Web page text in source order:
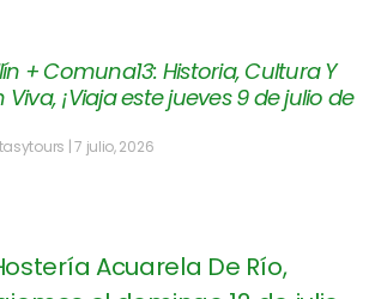
+ Comuna13: Historia, Cultura Y
¡Viaja este jueves 9 de julio de
7 julio, 2026